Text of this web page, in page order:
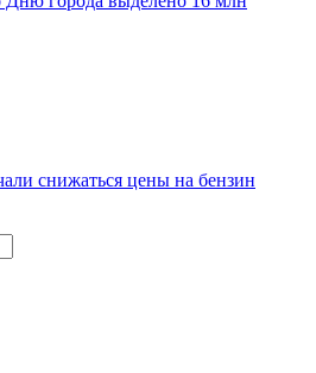
снижаться цены на бензин